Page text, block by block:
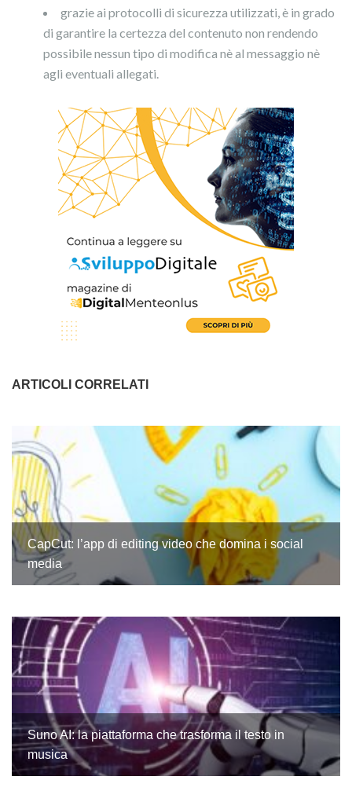
grazie ai protocolli di sicurezza utilizzati, è in grado
di garantire la certezza del contenuto non rendendo
possibile nessun tipo di modifica nè al messaggio nè
agli eventuali allegati.
ARTICOLI CORRELATI
CapCut: l’app di editing video che domina i social
media
Suno AI: la piattaforma che trasforma il testo in
musica